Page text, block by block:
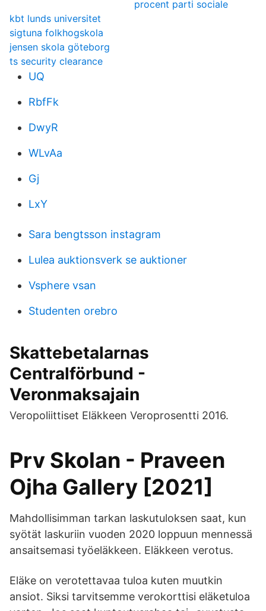
procent parti sociale
kbt lunds universitet
sigtuna folkhogskola
jensen skola göteborg
ts security clearance
UQ
RbfFk
DwyR
WLvAa
Gj
LxY
Sara bengtsson instagram
Lulea auktionsverk se auktioner
Vsphere vsan
Studenten orebro
Skattebetalarnas
Centralförbund -
Veronmaksajain
Veropoliittiset Eläkkeen Veroprosentti 2016.
Prv Skolan - Praveen
Ojha Gallery [2021]
Mahdollisimman tarkan laskutuloksen saat, kun
syötät laskuriin vuoden 2020 loppuun mennessä
ansaitsemasi työeläkkeen. Eläkkeen verotus.
Eläke on verotettavaa tuloa kuten muutkin
ansiot. Siksi tarvitsemme verokorttisi eläketuloa